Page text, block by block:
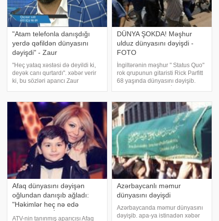
"Atam telefonla danışdığı
yerdə qəfildən dünyasını
dəyişdi" - Zaur
"Heç yataq xəstəsi də deyildi ki,
deyək canı qurtardı". xəbər verir
ki, bu sözləri aparıcı Zaur
danışarkən söyləyib. O bildirib ki,
atasının bir dəftər
DÜNYA ŞOKDA! Məşhur
ulduz dünyasını dəyişdi -
FOTO
İngiltərənin məşhur " Status Quo"
rok qrupunun gitaristi Rick Parfitt
68 yaşında dünyasını dəyişib.
xəstəxanada dünyasını dəyişib.
Parfitt 1967-ci ildə Franci
Afaq dünyasını dəyişən
oğlundan danışıb ağladı:
"Həkimlər heç nə edə
ATV-nin tanınmış aparıcısı Afaq
Azərbaycanlı məmur
dünyasını dəyişdi
Azərbaycanda məmur dünyasını
dəyişib. apa-ya istinadən xəbər